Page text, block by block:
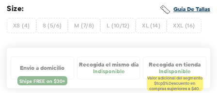
Guía De Tallas
Size:
XS (4) S (5/6) M (7/8) L (10/12) XL (14) XXL (16)
Envío a domicilio Recogida el mismo día
Indisponible
Recogida en tienda
Indisponible
Valor adicional del segmento
$tcp$%Descuento en
compras superiores a $40.